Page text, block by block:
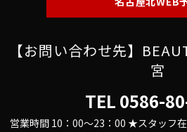
【お問い合わせ先】
宮
TEL 0586-
営業時間 10：00～23：00 ★スタッフ